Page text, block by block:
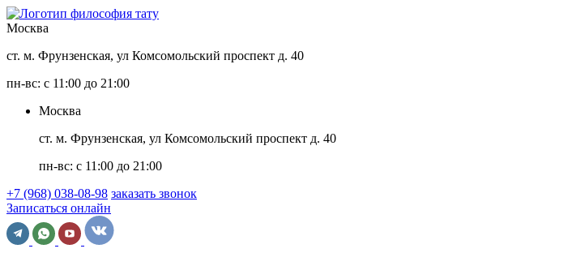
Москва
ст. м. Фрунзенская, ул Комсомольский проспект д. 40
пн-вс: с 11:00 до 21:00
Москва
ст. м. Фрунзенская, ул Комсомольский проспект д. 40
пн-вс: с 11:00 до 21:00
+7 (968) 038-08-98 заказать звонок
Записаться онлайн